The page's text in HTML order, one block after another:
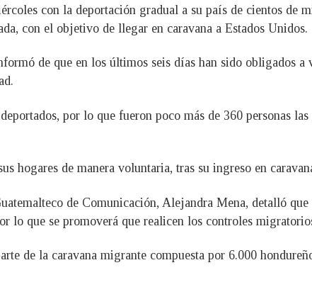
con la deportación gradual a su país de cientos de
con el objetivo de llegar en caravana a Estados Unidos.
de que en los últimos seis días han sido obligados a
por lo que fueron poco más de 360 personas
hogares de manera voluntaria, tras su ingreso en
de Comunicación, Alejandra Mena, detalló
lo que se promoverá que realicen los controles
de la caravana migrante compuesta por 6.000